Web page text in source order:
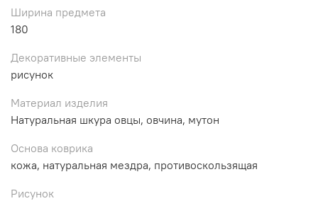
Ширина предмета
180
Декоративные элементы
рисунок
Материал изделия
Натуральная шкура овцы, овчина, мутон
Основа коврика
кожа, натуральная мездра, противоскользящая
Рисунок